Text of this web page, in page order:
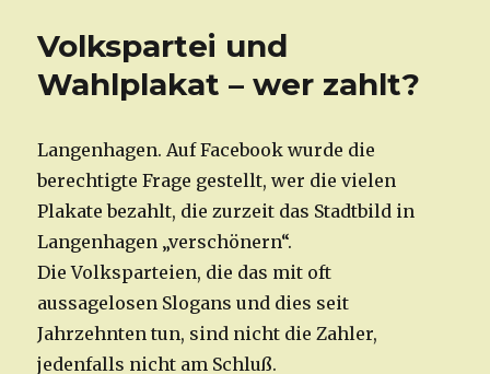
Volkspartei und
Wahlplakat – wer zahlt?
Langenhagen. Auf Facebook wurde die
berechtigte Frage gestellt, wer die vielen
Plakate bezahlt, die zurzeit das Stadtbild in
Langenhagen „verschönern“.
Die Volksparteien, die das mit oft
aussagelosen Slogans und dies seit
Jahrzehnten tun, sind nicht die Zahler,
jedenfalls nicht am Schluß.